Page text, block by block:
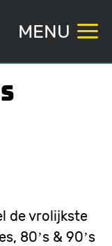
MENU
de vrolijkste
80’s & 90’s